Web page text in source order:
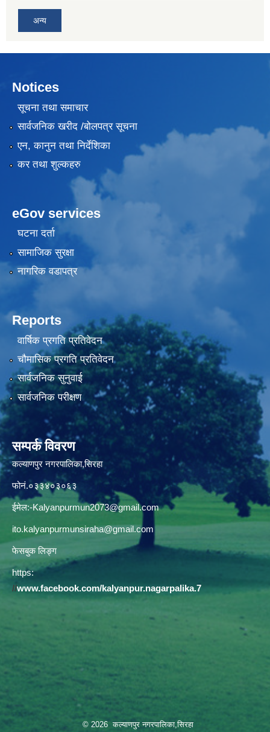
अन्य
Notices
सूचना तथा समाचार
सार्वजनिक खरीद /बोलपत्र सूचना
एन, कानुन तथा निर्देशिका
कर तथा शुल्कहरु
eGov services
घटना दर्ता
सामाजिक सुरक्षा
नागरिक वडापत्र
Reports
वार्षिक प्रगति प्रतिवेदन
चौमासिक प्रगति प्रतिवेदन
सार्वजनिक सुनुवाई
सार्वजनिक परीक्षण
सम्पर्क विवरण
कल्याणपुर नगरपालिका,सिरहा
फोनं.०३३४०३०६३
ईमेल:-Kalyanpurmun2073@gmail.com
ito.kalyanpurmunsiraha@gmail.com
फेसबुक लिङ्ग
https:
//www.facebook.com/kalyanpur.nagarpalika.7
© 2026 कल्याणपुर नगरपालिका,सिरहा